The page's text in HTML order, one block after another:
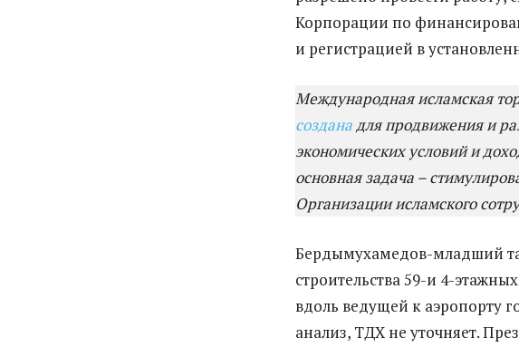
Корпорации по
и регистрацией в
Международная исламская
созданадля продвижения и
экономических условий и
основная задача –
Организации исламского
Бердымухамедов-младший
строительства 59-и 4-
вдоль ведущей к аэропорту
анализ, ТДХ не уточняет.